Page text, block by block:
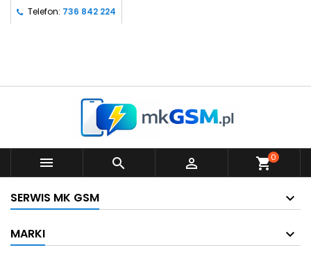
Telefon: 736 842 224
   shopping_cart0
SERWIS MK GSM
MARKI